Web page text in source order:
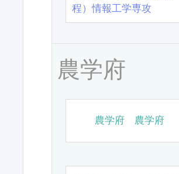
程）情報工学専攻
農学府
農学府 農学府